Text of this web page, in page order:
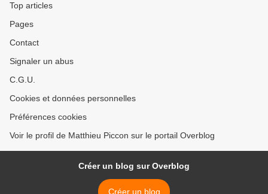
Top articles
Pages
Contact
Signaler un abus
C.G.U.
Cookies et données personnelles
Préférences cookies
Voir le profil de Matthieu Piccon sur le portail Overblog
Créer un blog sur Overblog
Créer un blog